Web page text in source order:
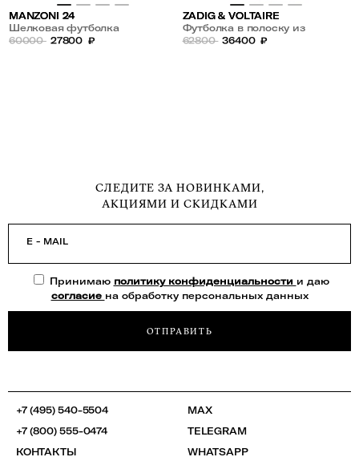
MANZONI 24
Шелковая футболка
60000 27800 ₽
ZADIG & VOLTAIRE
Футболка в полоску из
пайеток
62800 36400 ₽
СЛЕДИТЕ ЗА НОВИНКАМИ,
АКЦИЯМИ И СКИДКАМИ
E - MAIL
Принимаю политику конфиденциальности и даю
согласие на обработку персональных данных
ОТПРАВИТЬ
+7 (495) 540-5504
+7 (800) 555-0474
КОНТАКТЫ
MAX
TELEGRAM
WHATSAPP